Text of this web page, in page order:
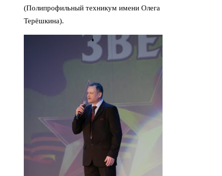
(Полипрофильный техникум имени Олега
Терёшкина).